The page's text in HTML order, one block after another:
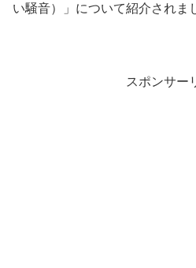
い騒音）」について紹介されま
スポンサー